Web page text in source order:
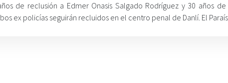
de reclusión a Edmer Onasis Salgado Rodríguez y 30 años
ex policías seguirán recluidos en el centro penal de Danlí. El